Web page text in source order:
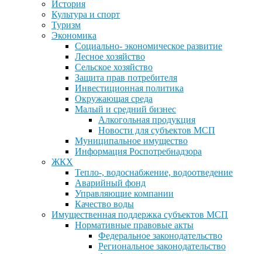
История
Культура и спорт
Туризм
Экономика
Социально- экономическое развитие
Лесное хозяйство
Сельское хозяйство
Защита прав потребителя
Инвестиционная политика
Окружающая среда
Малый и средний бизнес
Алкогольная продукция
Новости для субъектов МСП
Муниципальное имущество
Информация Роспотребнадзора
ЖКХ
Тепло-, водоснабжение, водоотведение
Аварийный фонд
Управляющие компании
Качество воды
Имущественная поддержка субъектов МСП
Нормативные правовые акты
Федеральное законодательство
Региональное законодательство